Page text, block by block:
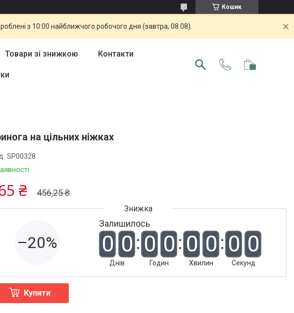
Кошик
з 10:00 найближчого робочого дня (завтра, 08.08).
Товари зі знижкою Контакти
на цільних ніжках
SP00328
456,25 ₴
₴
–20%
Залишилось
0 0
Днів
0 0
Годин
0 0
Хвилин
0 0
Секунд
Купити